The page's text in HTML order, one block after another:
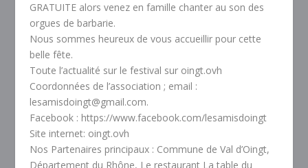
GRATUITE alors venez en famille chanter au son des
orgues de barbarie.
Nous sommes heureux de vous accueillir pour cette
belle fête.
Toute l’actualité sur le festival sur oingt.ovh
Coordonnées de l’association ; email :
lesamisdoingt@gmail.com.
Facebook : https://www.facebook.com/lesamisdoingt
Site internet: oingt.ovh
Nos Partenaires principaux : Commune de Val d’Oingt,
Département du Rhône, Le restaurant La table du